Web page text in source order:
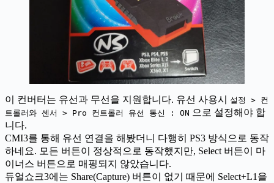
이 컨버터는 유선과 무선을 지원합니다. 유선 사용시 설정 > 컨
트롤러와 센서 > Pro 컨트롤러 유선 통신 : ON 으로 설정해야 합
니다.
CMI3를 통해 유선 연결을 해봤더니 다행히 PS3 방식으로 동작
하네요. 모든 버튼이 정상적으로 동작했지만, Select 버튼이 마
이너스 버튼으로 매핑되지 않았습니다.
듀얼쇼크3에는 Share(Capture) 버튼이 없기 때문에 Select+L1을